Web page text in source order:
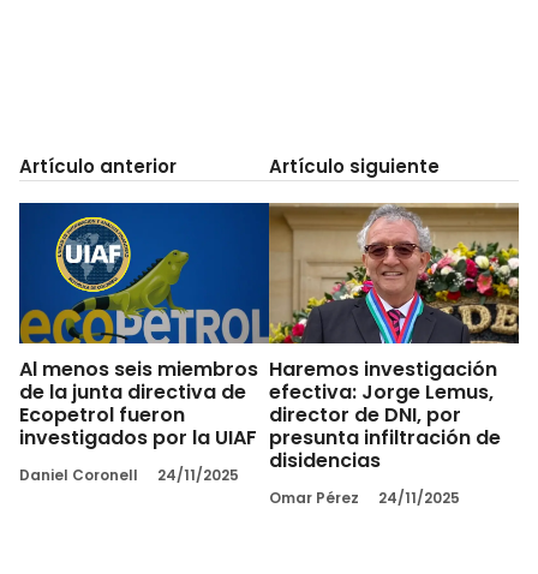
Artículo anterior
Al menos seis miembros
de la junta directiva de
Ecopetrol fueron
investigados por la UIAF
Daniel Coronell 24/11/2025
Artículo siguiente
Haremos investigación
efectiva: Jorge Lemus,
director de DNI, por
presunta infiltración de
disidencias
Omar Pérez 24/11/2025